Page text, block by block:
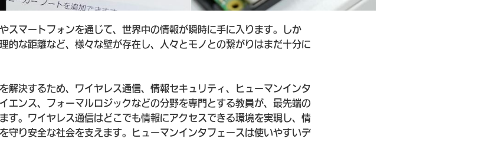
スマートフォンを通じて、世界中の情報が瞬時に手に入ります。しか
的な距離など、様々な壁が存在し、人々とモノとの繋がりはまだ十分に
解決するため、ワイヤレス通信、情報セキュリティ、ヒューマンインタ
エンス、フォーマルロジックなどの分野を専門とする教員が、最先端の
す。ワイヤレス通信はどこでも情報にアクセスできる環境を実現し、情
守り安全な社会を支えます。ヒューマンインタフェースは使いやすいデ